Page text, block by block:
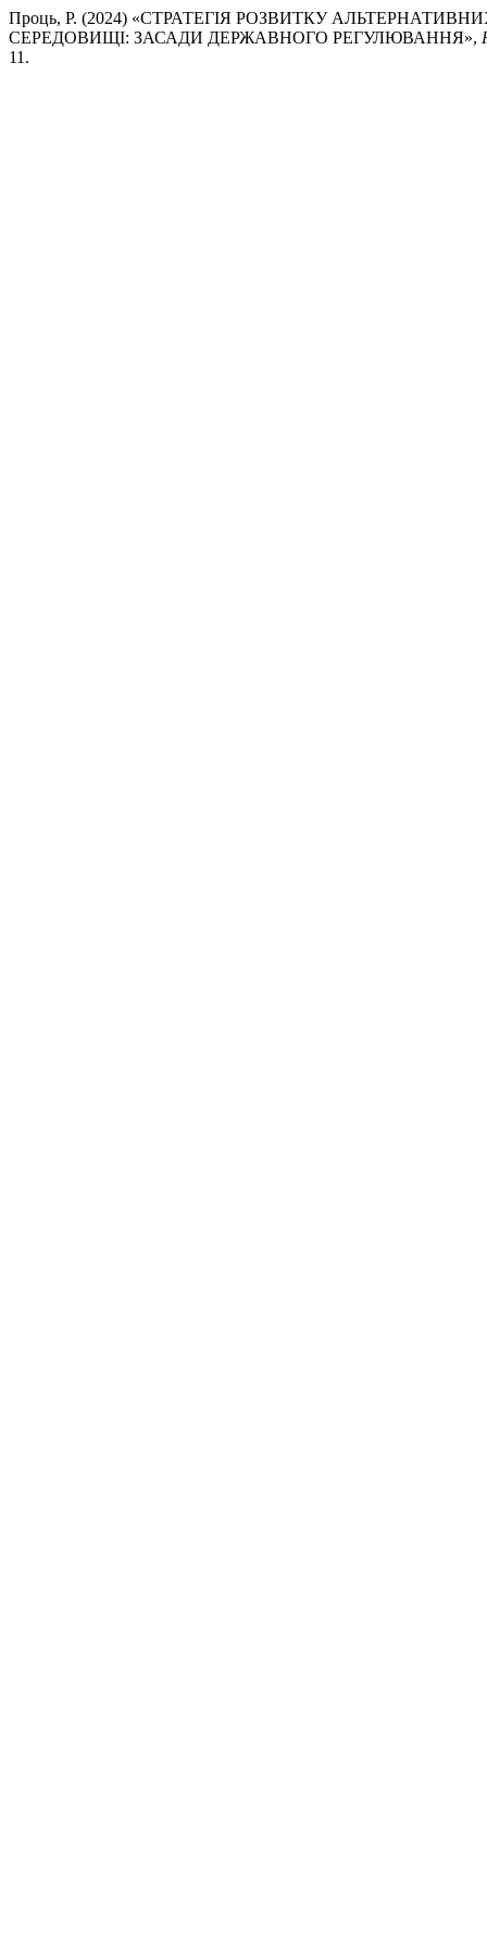
Проць, Р. (2024) «СТРАТЕГІЯ РОЗВИТКУ
СЕРЕДОВИЩІ: ЗАСАДИ ДЕРЖАВНОГО РЕГУЛЮВАННЯ»,
11.